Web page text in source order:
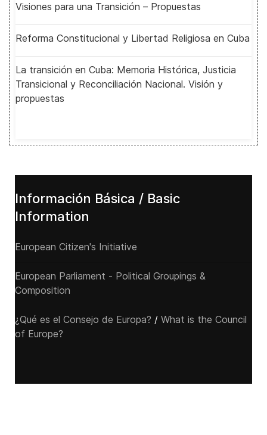
Visiones para una Transición – Propuestas
Reforma Constitucional y Libertad Religiosa en Cuba
La transición en Cuba: Memoria Histórica, Justicia
Transicional y Reconciliación Nacional. Visión y
propuestas
Información Básica / Basic
Information
European Citizen's Initiative
European Parliament - Political Groupings &
Composition
¿Qué es el Consejo de Europa? / What is the Council
of Europe?